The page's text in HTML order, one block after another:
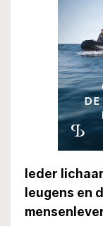
Ieder
leugens en